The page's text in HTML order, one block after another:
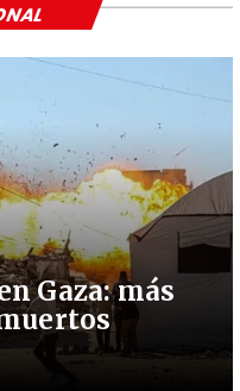
Gaza: más